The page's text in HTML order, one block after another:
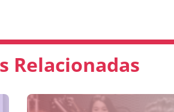
Relacionadas